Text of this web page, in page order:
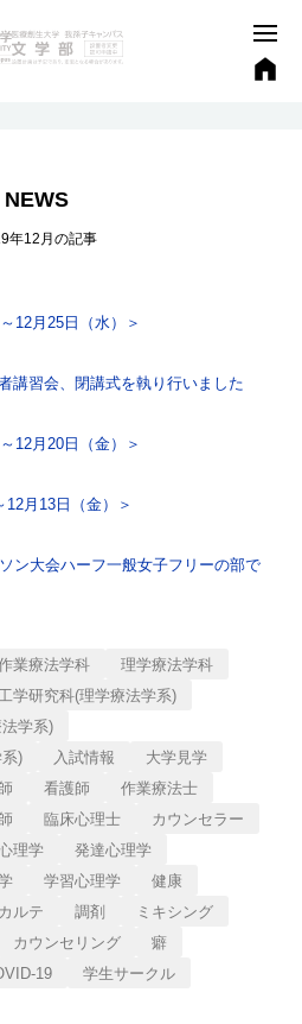
NEWS
年12月 の記事
12月25日（水）＞
講習会、閉講式を執り行いました
12月20日（金）＞
月13日（金）＞
ン大会ハーフ一般女子フリーの部で
業療法学科
理学療法学科
学研究科(理学療法学系)
学系)
)
入試情報
大学見学
看護師
作業療法士
臨床心理士
カウンセラー
理学
発達心理学
学習心理学
健康
ルテ 調剤
ミキシング
カウンセリング
癖
19 学生サークル